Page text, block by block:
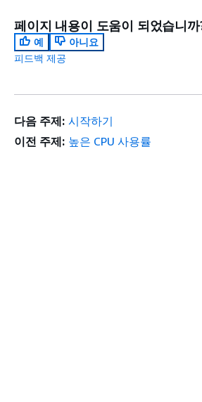
페이지 내용이 도움이 되었습니까
예
아니요
피드백 제공
다음 주제: 시작하기
이전 주제: 높은 CPU 사용률